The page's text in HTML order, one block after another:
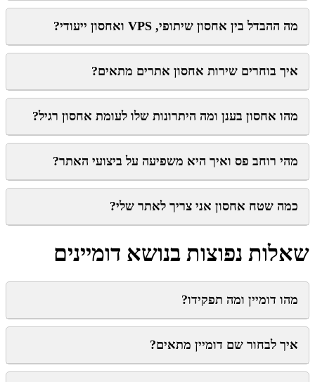
מה ההבדל בין אחסון שיתופי, VPS ואחסון ייעודי?
איך בוחרים שירות אחסון אתרים מתאים?
מהו אחסון בענן ומה היתרונות שלו לעומת אחסון רגיל?
מהי רוחב פס ואיך היא משפיעה על ביצועי האתר?
כמה שטח אחסון אני צריך לאתר שלי?
שאלות נפוצות בנושא דומיינים
מהו דומיין ומה תפקידו?
איך לבחור שם דומיין מתאים?